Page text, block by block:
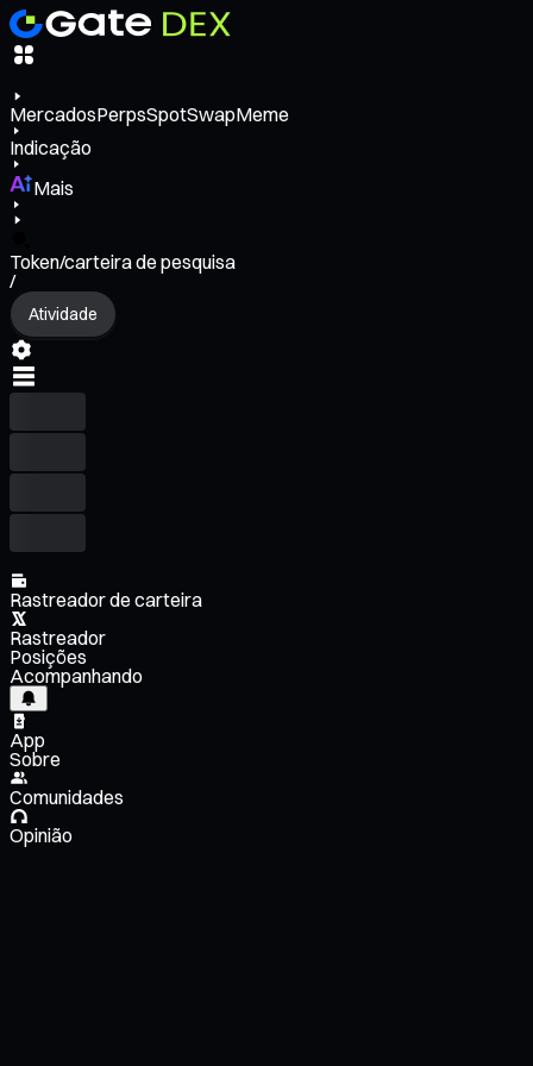
MercadosPerpsSpotSwapMeme
Indicação
Mais
Token/carteira de pesquisa
/
Atividade
Rastreador de carteira
Rastreador
Posições
Acompanhando
App
Sobre
Comunidades
Opinião